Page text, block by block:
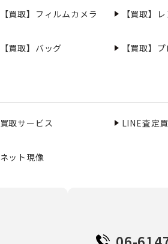
【買取】フィルムカメラ 【買取】
【買取】バッグ 【買取】
買取サービス LINE査定
ネット現像